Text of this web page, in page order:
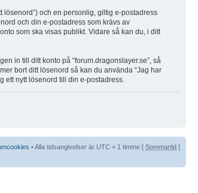
lösenord”) och en personlig, giltig e-postadress
och din e-postadress som krävs av
som ska visas publikt. Vidare så kan du, i ditt
in till ditt konto på “forum.dragonslayer.se”, så
bort ditt lösenord så kan du använda “Jag har
ett nytt lösenord till din e-postadress.
• Alla tidsangivelser är UTC + 1 timme [ Sommartid ]